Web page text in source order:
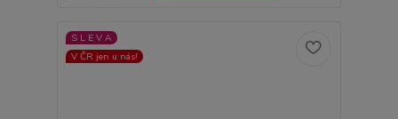
S L E V A
V ČR jen u nás!